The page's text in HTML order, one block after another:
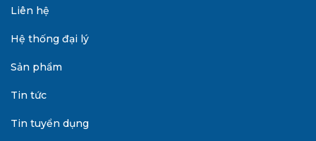
Liên hệ
Hệ thống đại lý
Sản phẩm
Tin tức
Tin tuyển dụng